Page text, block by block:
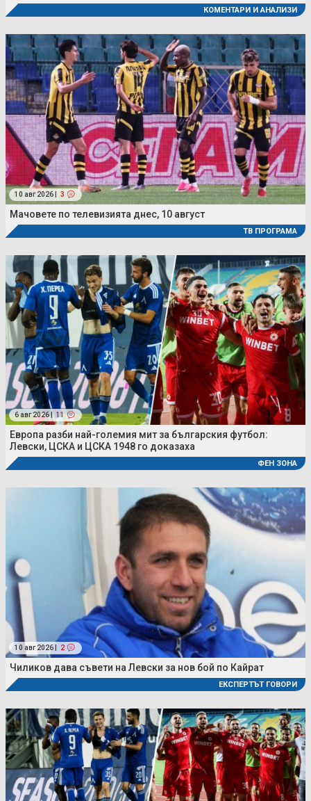
КОМЕНТАРИ И АНАЛИЗИ
10 авг 2026 | 3
Мачовете по телевизията днес, 10 август
ТВ ПРОГРАМА
6 авг 2026 | 11
Европа разби най-големия мит за българския футбол:
Левски, ЦСКА и ЦСКА 1948 го доказаха
ФЕН ЗОНА
10 авг 2026 | 2
Чиликов дава съвети на Левски за нов бой по Кайрат
ЕКСПЕРТЪТ ГОВОРИ